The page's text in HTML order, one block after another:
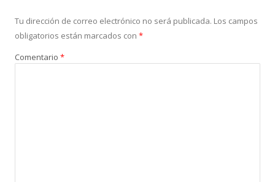
Tu dirección de correo electrónico no será publicada. Los campos
obligatorios están marcados con *
Comentario *